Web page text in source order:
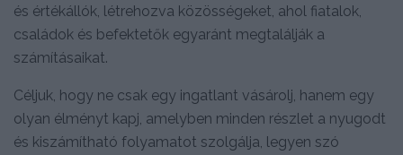
és értékállók, létrehozva közösségeket, ahol fiatalok,
családok és befektetők egyaránt megtalálják a
számításaikat.
Céljuk, hogy ne csak egy ingatlant vásárolj, hanem egy
olyan élményt kapj, amelyben minden részlet a nyugodt
és kiszámítható folyamatot szolgálja, legyen szó